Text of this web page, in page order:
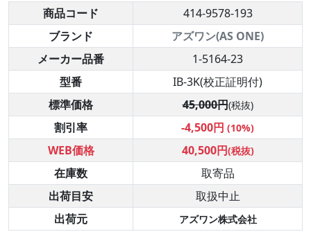
商品コード
414-9578-193
ブランド
アズワン(AS ONE)
メーカー品番
1-5164-23
型番
IB-3K(校正証明付)
標準価格
45,000円(税抜)
割引率 -4,500円 (10%)
WEB価格 40,500円(税抜)
在庫数
取寄品
出荷目安
取扱中止
出荷元
アズワン株式会社